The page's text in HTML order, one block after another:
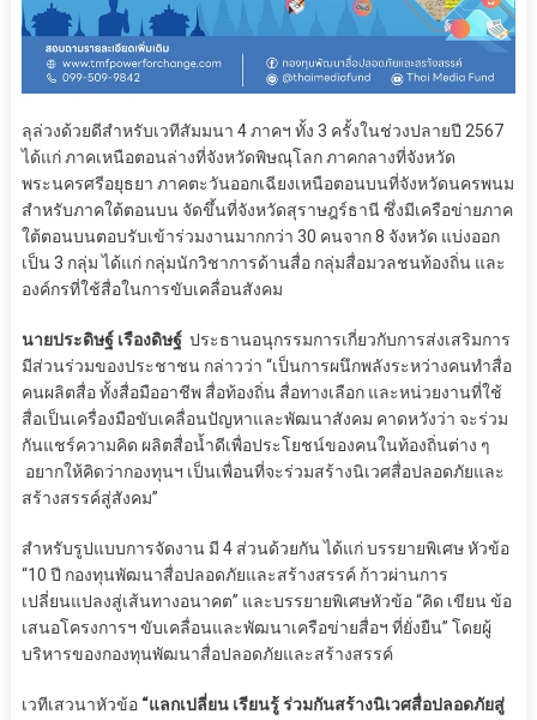
ลุล่วงด้วยดีสำหรับเวทีสัมมนา 4 ภาคฯ ทั้ง 3 ครั้งในช่วงปลายปี 2567
ได้แก่ ภาคเหนือตอนล่างที่จังหวัดพิษณุโลก ภาคกลางที่จังหวัด
พระนครศรีอยุธยา ภาคตะวันออกเฉียงเหนือตอนบนที่จังหวัดนครพนม
สำหรับภาคใต้ตอนบน จัดขึ้นที่จังหวัดสุราษฎร์ธานี ซึ่งมีเครือข่ายภาค
ใต้ตอนบนตอบรับเข้าร่วมงานมากกว่า 30 คนจาก 8 จังหวัด แบ่งออก
เป็น 3 กลุ่ม ได้แก่ กลุ่มนักวิชาการด้านสื่อ กลุ่มสื่อมวลชนท้องถิ่น และ
องค์กรที่ใช้สื่อในการขับเคลื่อนสังคม
นายประดิษฐ์ เรืองดิษฐ์ประธานอนุกรรมการเกี่ยวกับการส่งเสริมการ
มีส่วนร่วมของประชาชน กล่าวว่า “เป็นการผนึกพลังระหว่างคนทำสื่อ
คนผลิตสื่อ ทั้งสื่อมืออาชีพ สื่อท้องถิ่น สื่อทางเลือก และหน่วยงานที่ใช้
สื่อเป็นเครื่องมือขับเคลื่อนปัญหาและพัฒนาสังคม คาดหวังว่า จะร่วม
กันแชร์ความคิด ผลิตสื่อน้ำดีเพื่อประโยชน์ของคนในท้องถิ่นต่าง ๆ
อยากให้คิดว่ากองทุนฯ เป็นเพื่อนที่จะร่วมสร้างนิเวศสื่อปลอดภัยและ
สร้างสรรค์สู่สังคม”
สำหรับรูปแบบการจัดงาน มี 4 ส่วนด้วยกัน ได้แก่ บรรยายพิเศษ หัวข้อ
“10 ปี กองทุนพัฒนาสื่อปลอดภัยและสร้างสรรค์ ก้าวผ่านการ
เปลี่ยนแปลงสู่เส้นทางอนาคต” และบรรยายพิเศษหัวข้อ “คิด เขียน ข้อ
เสนอโครงการฯ ขับเคลื่อนและพัฒนาเครือข่ายสื่อฯ ที่ยั่งยืน” โดยผู้
บริหารของกองทุนพัฒนาสื่อปลอดภัยและสร้างสรรค์
เวทีเสวนาหัวข้อ “แลกเปลี่ยน เรียนรู้ ร่วมกันสร้างนิเวศสื่อปลอดภัยสู่